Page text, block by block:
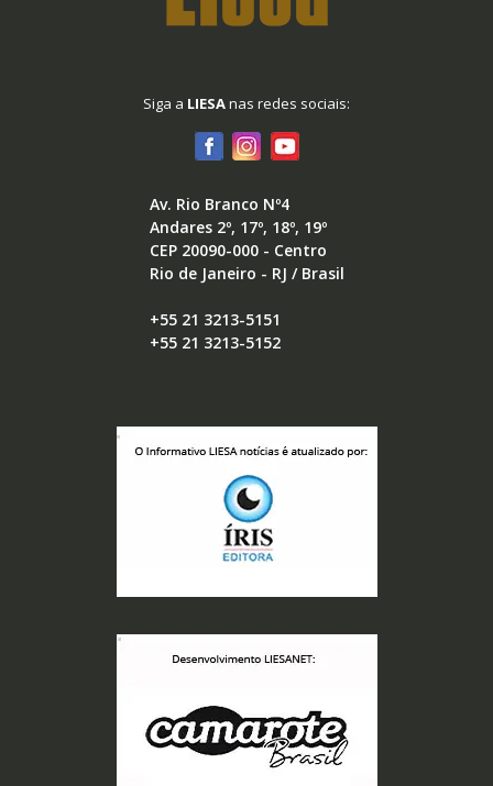
Siga a LIESAnas redes sociais:
Av. Rio Branco Nº4
Andares 2º, 17º, 18º, 19º
CEP 20090-000 - Centro
Rio de Janeiro - RJ / Brasil
+55 21 3213-5151
+55 21 3213-5152